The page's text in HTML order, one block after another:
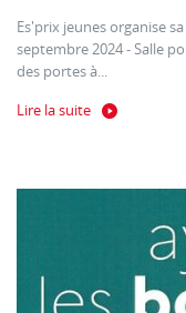
Es'prix jeunes organise
septembre 2024 - Salle
des portes à...
Lire la suite